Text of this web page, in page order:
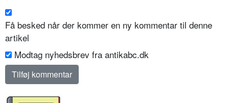
Få besked når der kommer en ny kommentar til denne
artikel
Modtag nyhedsbrev fra antikabc.dk